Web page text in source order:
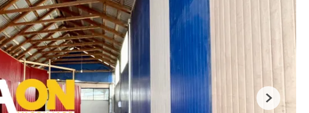
Next